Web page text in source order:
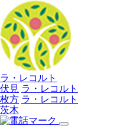
ラ・レコルト
伏見 ラ・レコルト
枚方 ラ・レコルト
茨木